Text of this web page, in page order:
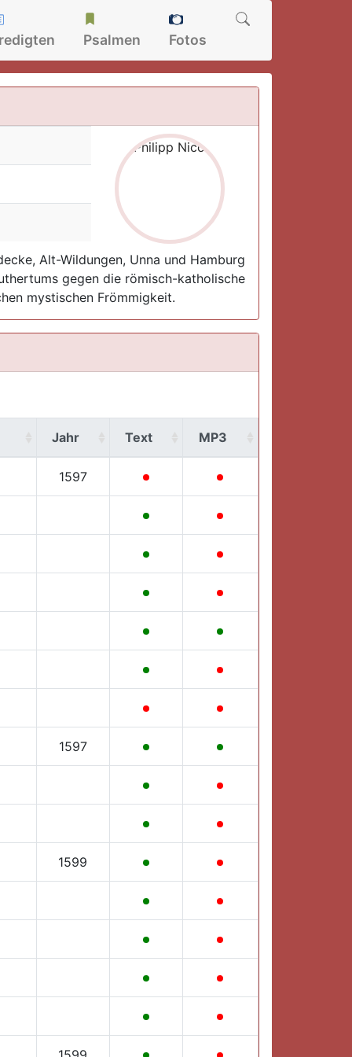
Psalmen Fotos
Alt-Wildungen, Unna und Hamburg
gegen die römisch-katholische
mystischen Frömmigkeit.
Jahr Text MP3
1597
1597
1599